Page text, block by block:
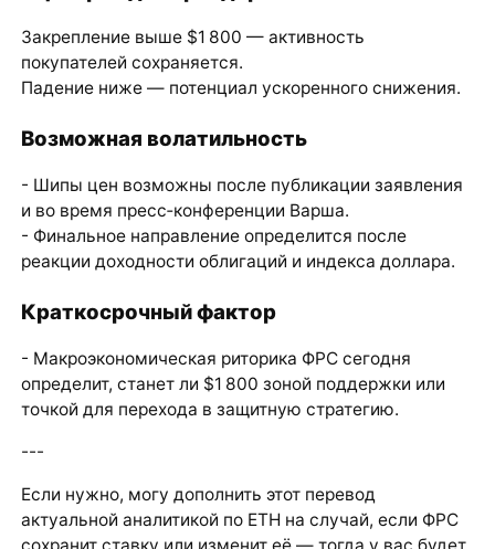
Закрепление выше $1 800 — активность
покупателей сохраняется.
Падение ниже — потенциал ускоренного снижения.
Возможная волатильность
- Шипы цен возможны после публикации заявления
и во время пресс‑конференции Варша.
- Финальное направление определится после
реакции доходности облигаций и индекса доллара.
Краткосрочный фактор
- Макроэкономическая риторика ФРС сегодня
определит, станет ли $1 800 зоной поддержки или
точкой для перехода в защитную стратегию.
---
Если нужно, могу дополнить этот перевод
актуальной аналитикой по ETH на случай, если ФРС
сохранит ставку или изменит её — тогда у вас будет